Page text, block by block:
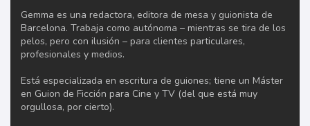
Gemma es una redactora, editora de mesa y guionista de
Barcelona. Trabaja como autónoma – mientras se tira de los
pelos, pero con ilusión – para clientes particulares,
profesionales y medios.
Está especializada en escritura de guiones; tiene un Máster
en Guion de Ficción para Cine y TV (del que está muy
orgullosa, por cierto).